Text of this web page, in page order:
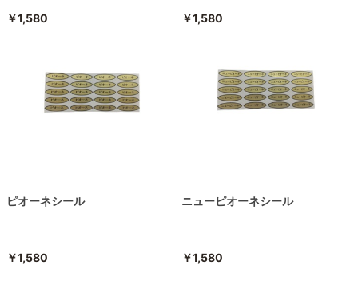
￥1,580 ￥1,580
ピオーネシール
￥1,580
ニューピオーネシール
￥1,580